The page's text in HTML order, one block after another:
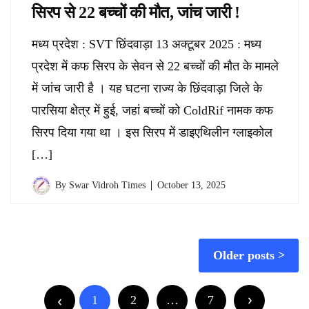
सिरप से 22 बच्चों की मौत, जांच जारी !
मध्य प्रदेश : SVT छिंदवाड़ा 13 अक्टूबर 2025 : मध्य
प्रदेश में कफ सिरप के सेवन से 22 बच्चों की मौत के मामले
में जांच जारी है । यह घटना राज्य के छिंदवाड़ा जिले के
पारसिया क्षेत्र में हुई, जहां बच्चों को ColdRif नामक कफ
सिरप दिया गया था । इस सिरप में डाइएथिलीन ग्लाइकोल
[…]
By Swar Vidroh Times October 13, 2025
Older posts
pagination
1 2 … 7